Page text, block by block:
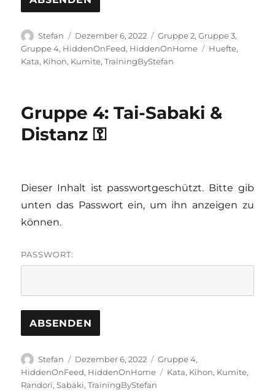
Autor
Stefan
Veröffentlicht
am
Dezember 6, 2022 Kategorien
Gruppe 2,Gruppe 3,
Gruppe 4, HiddenOnFeed, HiddenOnHome Schlagwörter
Huefte,
Kata, Kihon, Kumite,TrainingByStefan
Gruppe 4: Tai-Sabaki &
Distanz ⚿
Dieser Inhalt ist passwortgeschützt. Bitte gib
unten das Passwort ein, um ihn anzeigen zu
können.
PASSWORT:
Autor
Stefan
Veröffentlicht
am
Dezember 6, 2022 Kategorien
Gruppe 4,
HiddenOnFeed, HiddenOnHome Schlagwörter
Kata, Kihon, Kumite,
Randori,Sabaki,TrainingByStefan